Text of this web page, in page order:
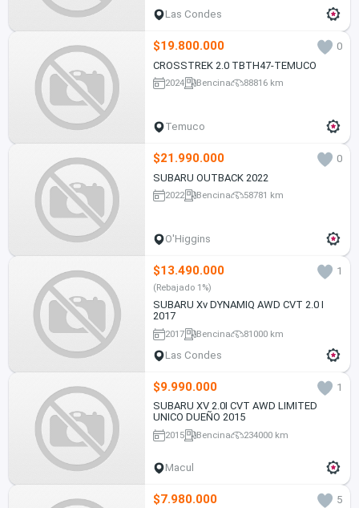
Las Condes
$19.800.000
0
CROSSTREK 2.0 TBTH47-TEMUCO
2024 Bencina 88816 km
Temuco
$21.990.000
0
SUBARU OUTBACK 2022
2022 Bencina 58781 km
O'Higgins
$13.490.000 1
(Rebajado 1%)
SUBARU Xv DYNAMIQ AWD CVT 2.0 I
2017
2017 Bencina 81000 km
Las Condes
$9.990.000
1
SUBARU XV 2.0I CVT AWD LIMITED
UNICO DUEÑO 2015
2015 Bencina 234000 km
Macul
$7.980.000
5